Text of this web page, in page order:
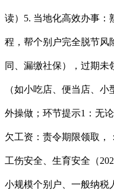
读）5. 当地化高效办事：
程，帮个别户完全脱节风
同、漏缴社保），过期未
（如小吃店、便当店、
外操做；环节提示1：无
欠工资：责令期限领取，
工伤安全、生育安全（
小规模个别户、一般纳税